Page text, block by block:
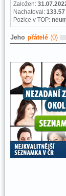
Založen:
Nachatoval: 133.57
Pozice v TOP:
Jeho přátelé (0)